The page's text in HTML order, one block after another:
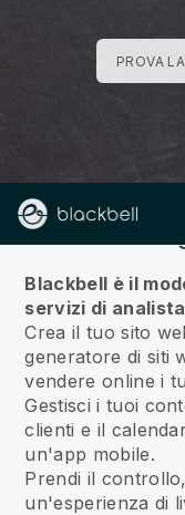
PROVA
Blackbell è il
servizi di
Crea il tuo sito
generatore di siti
vendere online i
Gestisci i tuoi
clienti e il
un'app mobile.
Prendi il
un'esperienza di